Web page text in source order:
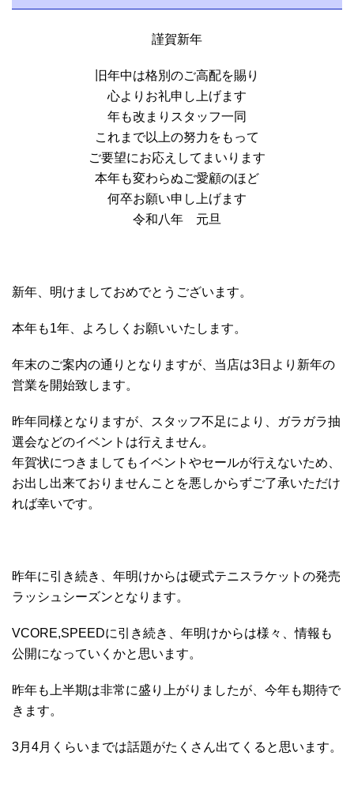
謹賀新年
旧年中は格別のご高配を賜り
心よりお礼申し上げます
年も改まりスタッフ一同
これまで以上の努力をもって
ご要望にお応えしてまいります
本年も変わらぬご愛顧のほど
何卒お願い申し上げます
令和八年 元旦
新年、明けましておめでとうございます。
本年も1年、よろしくお願いいたします。
年末のご案内の通りとなりますが、当店は3日より新年の
営業を開始致します。
昨年同様となりますが、スタッフ不足により、ガラガラ抽
選会などのイベントは行えません。
年賀状につきましてもイベントやセールが行えないため、
お出し出来ておりませんことを悪しからずご了承いただけ
れば幸いです。
昨年に引き続き、年明けからは硬式テニスラケットの発売
ラッシュシーズンとなります。
VCORE,SPEEDに引き続き、年明けからは様々、情報も
公開になっていくかと思います。
昨年も上半期は非常に盛り上がりましたが、今年も期待で
きます。
3月4月くらいまでは話題がたくさん出てくると思います。